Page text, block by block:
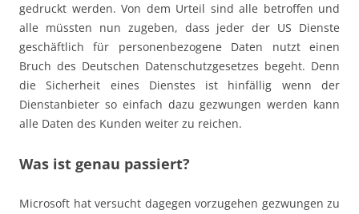
gedruckt werden. Von dem Urteil sind alle betroffen und
alle müssten nun zugeben, dass jeder der US Dienste
geschäftlich für personenbezogene Daten nutzt einen
Bruch des Deutschen Datenschutzgesetzes begeht. Denn
die Sicherheit eines Dienstes ist hinfällig wenn der
Dienstanbieter so einfach dazu gezwungen werden kann
alle Daten des Kunden weiter zu reichen.
Was ist genau passiert?
Microsoft hat versucht dagegen vorzugehen gezwungen zu